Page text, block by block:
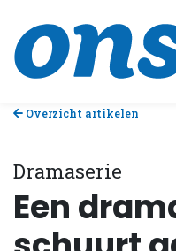
Overzicht artikelen
Dramaserie
Een